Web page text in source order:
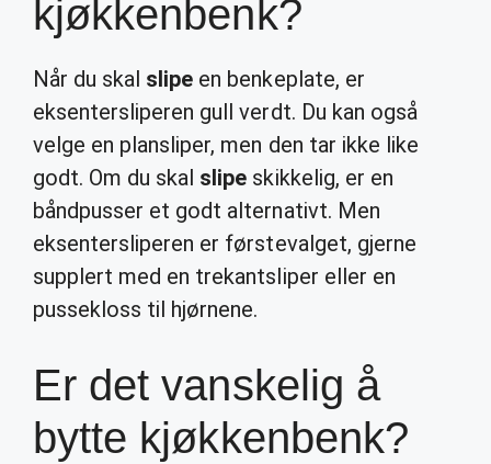
kjøkkenbenk?
Når du skal slipe en benkeplate, er
eksentersliperen gull verdt. Du kan også
velge en plansliper, men den tar ikke like
godt. Om du skal slipe skikkelig, er en
båndpusser et godt alternativt. Men
eksentersliperen er førstevalget, gjerne
supplert med en trekantsliper eller en
pussekloss til hjørnene.
Er det vanskelig å
bytte kjøkkenbenk?